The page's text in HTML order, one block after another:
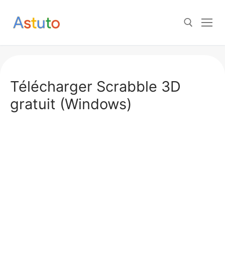
Télécharger Scrabble 3D
gratuit (Windows)